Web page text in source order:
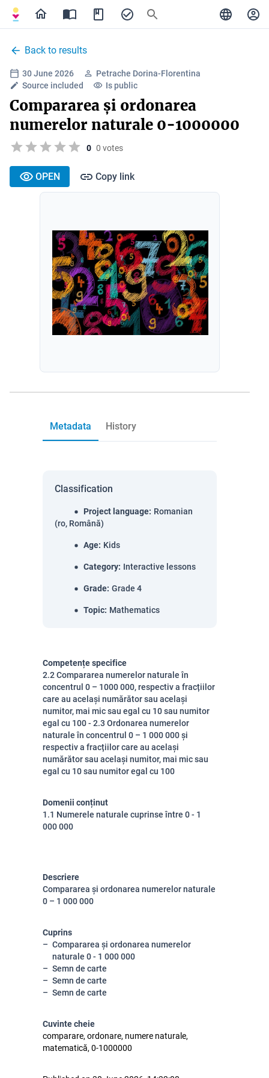
Back to results
30 June 2026
Petrache Dorina-Florentina
Source included
Is public
Compararea și ordonarea
numerelor naturale 0-1000000
0 0 votes
OPEN Copy link
Metadata History
Classification
Project language: Romanian
(ro, Română)
Age: Kids
Category: Interactive lessons
Grade: Grade 4
Topic: Mathematics
Competențe specifice
2.2 Compararea numerelor naturale în
concentrul 0 – 1000 000, respectiv a fracțiilor
care au același numărător sau același
numitor, mai mic sau egal cu 10 sau numitor
egal cu 100 - 2.3 Ordonarea numerelor
naturale în concentrul 0 – 1 000 000 și
respectiv a fracțiilor care au același
numărător sau același numitor, mai mic sau
egal cu 10 sau numitor egal cu 100
Domenii conținut
1.1 Numerele naturale cuprinse între 0 - 1
000 000
Descriere
Compararea și ordonarea numerelor naturale
0 – 1 000 000
Cuprins
Compararea și ordonarea numerelor
naturale 0 - 1 000 000
Semn de carte
Semn de carte
Semn de carte
Cuvinte cheie
comparare, ordonare, numere naturale,
matematică, 0-1000000